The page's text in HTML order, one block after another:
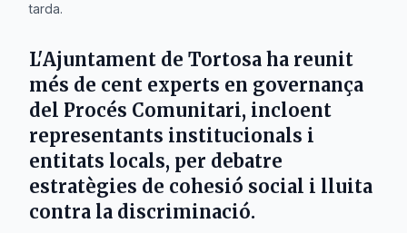
tarda.
L'Ajuntament de Tortosa ha reunit
més de cent experts en governança
del Procés Comunitari, incloent
representants institucionals i
entitats locals, per debatre
estratègies de cohesió social i lluita
contra la discriminació.